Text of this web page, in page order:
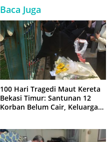
Baca Juga
100 Hari Tragedi Maut Kereta
Bekasi Timur: Santunan 12
Korban Belum Cair, Keluarga